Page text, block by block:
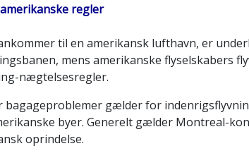
regler
til en amerikansk lufthavn, er
mens amerikanske flyselskabers
nægtelsesregler.
bagageproblemer gælder for
byer. Generelt gælder Montreal-
oprindelse.